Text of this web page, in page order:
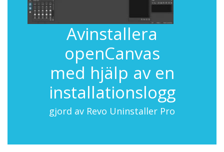
Avinstallera
openCanvas
med hjälp av en
installationslogg
gjord av Revo Uninstaller Pro